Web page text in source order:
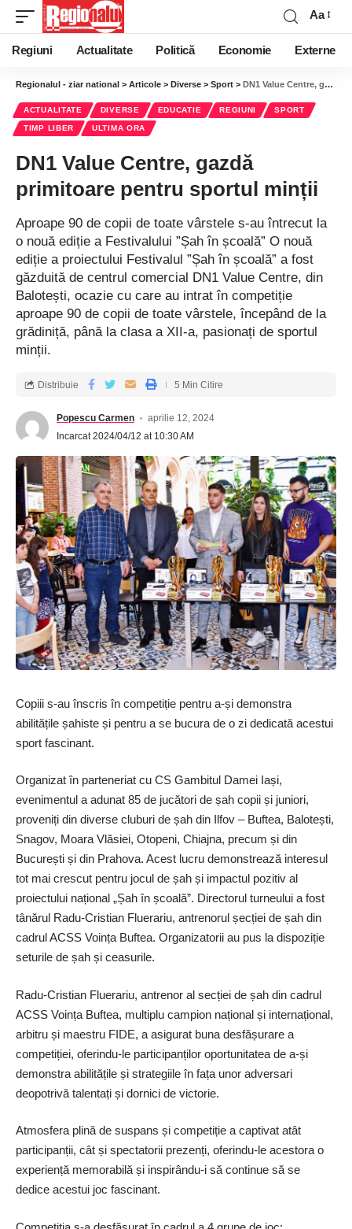
Aa
Regiuni Actualitate Politică Economie Externe
Regionalul - ziar national > Articole > Diverse > Sport > DN1 Value Centre, gazdă primitoare pentru sportul minții
ACTUALITATE DIVERSE EDUCATIE REGIUNI SPORT
TIMP LIBER ULTIMA ORA
DN1 Value Centre, gazdă
primitoare pentru sportul minții
Aproape 90 de copii de toate vârstele s-au întrecut la
o nouă ediție a Festivalului ”Șah în școală” O nouă
ediție a proiectului Festivalul ”Șah în școală” a fost
găzduită de centrul comercial DN1 Value Centre, din
Balotești, ocazie cu care au intrat în competiție
aproape 90 de copii de toate vârstele, începând de la
grădiniță, până la clasa a XII-a, pasionați de sportul
minții.
Popescu Carmen
aprilie 12, 2024
Incarcat 2024/04/12 at 10:30 AM
Distribuie 5 Min Citire
Copiii s-au înscris în competiție pentru a-și demonstra
abilitățile șahiste și pentru a se bucura de o zi dedicată acestui
sport fascinant.
Organizat în parteneriat cu CS Gambitul Damei Iași,
evenimentul a adunat 85 de jucători de șah copii și juniori,
proveniți din diverse cluburi de șah din Ilfov – Buftea, Balotești,
Snagov, Moara Vlăsiei, Otopeni, Chiajna, precum și din
București și din Prahova. Acest lucru demonstrează interesul
tot mai crescut pentru jocul de șah și impactul pozitiv al
proiectului național „Șah în școală”. Directorul turneului a fost
tânărul Radu-Cristian Fluerariu, antrenorul șecției de șah din
cadrul ACSS Voința Buftea. Organizatorii au pus la dispoziție
seturile de șah și ceasurile.
Radu-Cristian Fluerariu, antrenor al secției de șah din cadrul
ACSS Voința Buftea, multiplu campion național și internațional,
arbitru și maestru FIDE, a asigurat buna desfășurare a
competiției, oferindu-le participanților oportunitatea de a-și
demonstra abilitățile și strategiile în fața unor adversari
deopotrivă talentați și dornici de victorie.
Atmosfera plină de suspans și competiție a captivat atât
participanții, cât și spectatorii prezenți, oferindu-le acestora o
experiență memorabilă și inspirându-i să continue să se
dedice acestui joc fascinant.